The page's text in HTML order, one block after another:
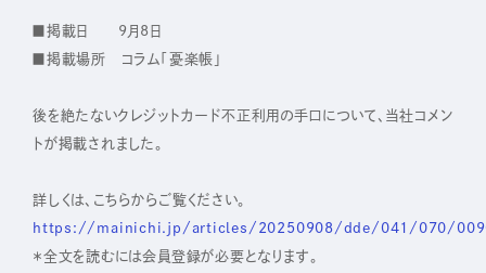
業績ハイライト
株式について
IRお問い合わせ
■掲載日 9月8日
■掲載場所 コラム「憂楽帳」
後を絶たないクレジットカード不正利用の手口について、当社コメン
トが掲載されました。
詳しくは、こちらからご覧ください。
https://mainichi.jp/articles/20250908/dde/041/070/
＊全文を読むには会員登録が必要となります。